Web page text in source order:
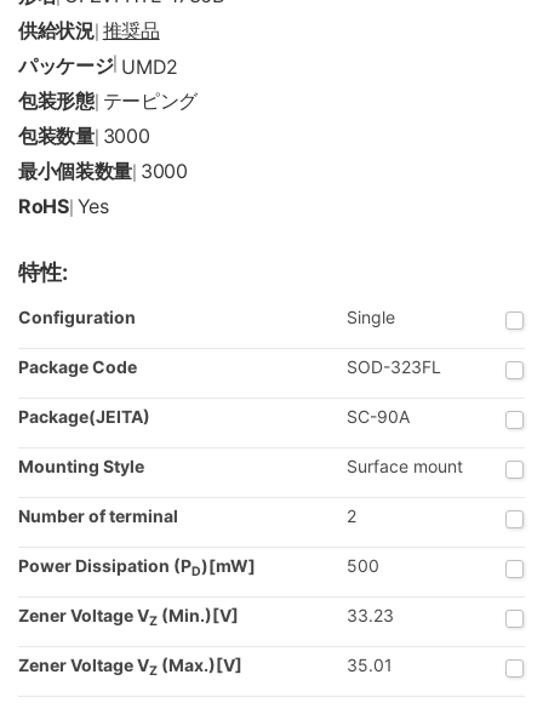
供給状況| 推奨品
パッケージ| UMD2
包装形態| テーピング
包装数量| 3000
最小個装数量 3000
RoHS| Yes
特性:
Configuration Single
Package Code SOD-323FL
Package(JEITA) SC-90A
Mounting Style Surface mount
Number of terminal 2
Power Dissipation (PD)[mW] 500
Zener Voltage VZ (Min.)[V] 33.23
Zener Voltage VZ (Max.)[V] 35.01